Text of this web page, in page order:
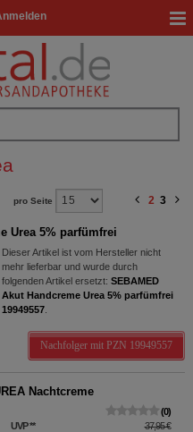
pro Seite 2 3
Urea 5% parfümfrei
Dieser Artikel ist vom Hersteller nicht
mehr lieferbar und wurde durch
folgenden Artikel ersetzt: SEBAMED
Akut Handcreme Urea 5% parfümfrei
19949557.
Nachfolger mit PZN 19949557
Nachtcreme
0
UVP** 37,95 €